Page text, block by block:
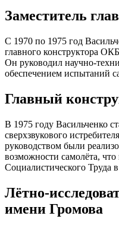
Заместитель
С 1970 по 1975 год
главного конструктора
Он руководил научно-
обеспечением испытаний
Главный
В 1975 году Васильченко
сверхзвукового
руководством были
возможности самолёта,
Социалистического Труда
Лётно-
имени Громова